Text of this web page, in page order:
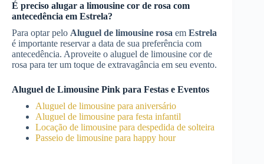
É preciso alugar a limousine cor de rosa com
antecedência em Estrela?
Para optar pelo Aluguel de limousine rosa em Estrela
é importante reservar a data de sua preferência com
antecedência. Aproveite o aluguel de limousine cor de
rosa para ter um toque de extravagância em seu evento.
Aluguel de Limousine Pink para Festas e Eventos
Aluguel de limousine para aniversário
Aluguel de limousine para festa infantil
Locação de limousine para despedida de solteira
Passeio de limousine para happy hour